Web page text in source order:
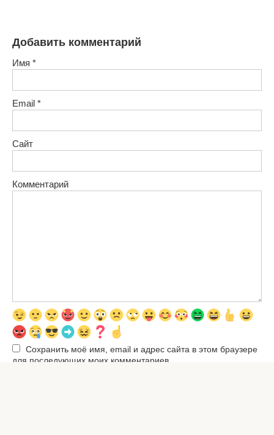
Добавить комментарий
Имя *
Email *
Сайт
Комментарий
Сохранить моё имя, email и адрес сайта в этом браузере
для последующих моих комментариев.